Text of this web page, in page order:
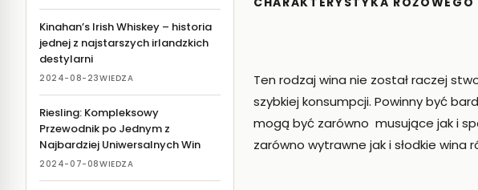
Kinahan’s Irish Whiskey – historia
jednej z najstarszych irlandzkich
destylarni
2024-08-23WIEDZA
Riesling: Kompleksowy
Przewodnik po Jednym z
Najbardziej Uniwersalnych Win
2024-07-08WIEDZA
Ten rodzaj wina nie został raczej
szybkiej konsumpcji. Powinny być
mogą być zarówno musujące jak i
zarówno wytrawne jak i słodkie wina